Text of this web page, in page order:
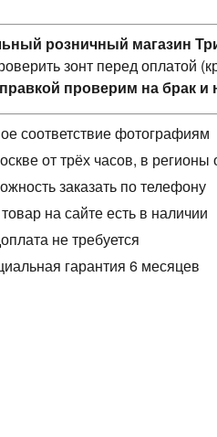
розничный магазин
зонт перед оплатой
проверим на брак и
соответствие фотографиям
от трёх часов, в регионы
заказать по телефону
на сайте есть в наличии
не требуется
гарантия 6 месяцев